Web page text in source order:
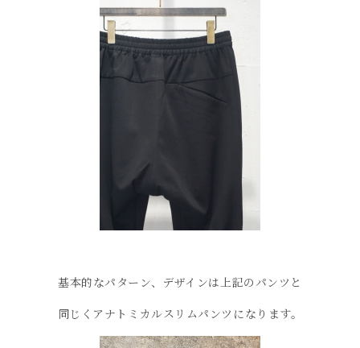
基本的なパターン、デザインは上記のパンツと
同じくアナトミカルスリムパンツになります。